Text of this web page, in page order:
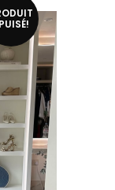
Ce produit a plusieurs variations. Les options peuvent être choisies sur la page du produit